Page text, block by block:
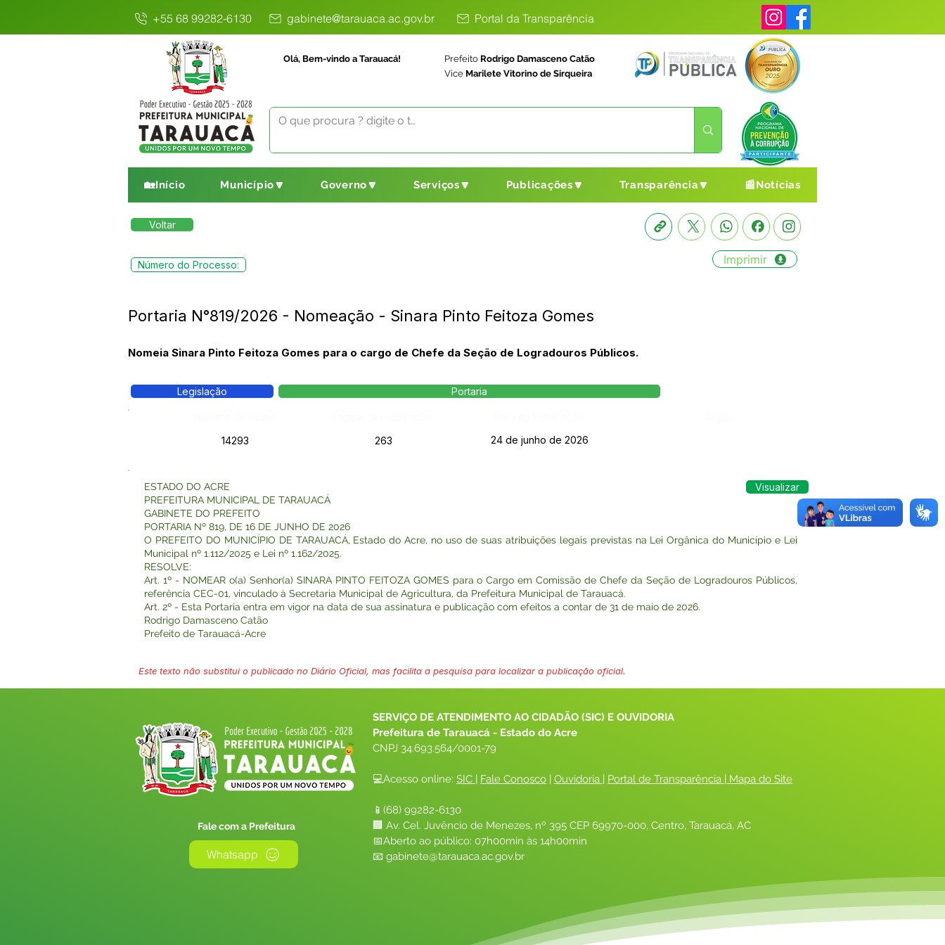
+55 68 99282-6130 gabinete@tarauaca.ac.gov.br Portal da Transparência
Olá, Bem-vindo a Tarauacá! Prefeito Rodrigo Damasceno Catão
Vice Marilete Vitorino de Sirqueira
🏡Início Município🔽 Governo🔽 Serviços🔽 Publicações🔽 Transparência🔽 📰Notícias
Voltar
Número do Processo: Imprimir
Portaria N°819/2026 - Nomeação - Sinara Pinto Feitoza Gomes
Nomeia Sinara Pinto Feitoza Gomes para o cargo de Chefe da Seção de Logradouros Públicos.
Legislação Portaria
14293
263 24 de junho de 2026
ESTADO DO ACRE
PREFEITURA MUNICIPAL DE TARAUACÁ
GABINETE DO PREFEITO
PORTARIA Nº 819, DE 16 DE JUNHO DE 2026
O PREFEITO DO MUNICÍPIO DE TARAUACÁ, Estado do Acre, no uso de suas atribuições legais previstas na Lei Orgânica do Município e Lei
Municipal nº 1.112/2025 e Lei nº 1.162/2025.
RESOLVE:
Art. 1º - NOMEAR o(a) Senhor(a) SINARA PINTO FEITOZA GOMES para o Cargo em Comissão de Chefe da Seção de Logradouros Públicos,
referência CEC-01, vinculado à Secretaria Municipal de Agricultura, da Prefeitura Municipal de Tarauacá.
Art. 2º - Esta Portaria entra em vigor na data de sua assinatura e publicação com efeitos a contar de 31 de maio de 2026.
Rodrigo Damasceno Catão
Prefeito de Tarauacá-Acre
Visualizar
Este texto não substitui o publicado no Diário Oficial, mas facilita a pesquisa para localizar a publicação oficial.
Fale com a Prefeitura
Whatsapp
SERVIÇO DE ATENDIMENTO AO CIDADÃO (SIC) E OUVIDORIA
Prefeitura de Tarauacá - Estado do Acre
CNPJ 34.693.564/0001-79
💻Acesso online: SIC | Fale Conosco | Ouvidoria | Portal de Transparência | Mapa do Site
📱(68) 99282-6130
🏢 Av. Cel. Juvêncio de Menezes, nº 395 CEP 69970-000, Centro, Tarauacá, AC
📅Aberto ao público: 07h00min às 14h00min
📧 gabinete@tarauaca.ac.gov.br